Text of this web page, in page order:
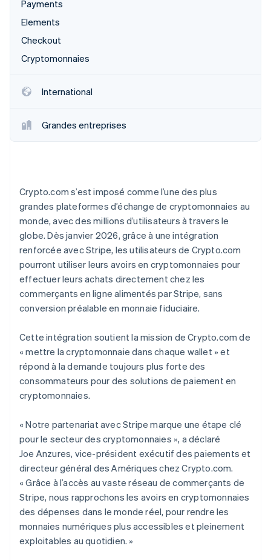
Découvrez les prochaines évolutions
Radar
Prévention de la fraude
Atlas
Constitution de start-up
Climate
Élimination du carbone
Vérification de l'identité
Stripe Sessions 2026
Découvrez comment Stripe construit l’infrastructure
Regarder la vidéo
Stripe App Marketplace
Payments
Elements
Checkout
Cryptomonnaies
International
Grandes entreprises
Crypto.com s’est imposé comme l’une des plus
grandes plateformes d’échange de cryptomonnaies au
monde, avec des millions d’utilisateurs à travers le
globe. Dès janvier 2026, grâce à une intégration
renforcée avec Stripe, les utilisateurs de Crypto.com
pourront utiliser leurs avoirs en cryptomonnaies pour
effectuer leurs achats directement chez les
commerçants en ligne alimentés par Stripe, sans
conversion préalable en monnaie fiduciaire.
Cette intégration soutient la mission de Crypto.com de
« mettre la cryptomonnaie dans chaque wallet » et
répond à la demande toujours plus forte des
consommateurs pour des solutions de paiement en
cryptomonnaies.
« Notre partenariat avec Stripe marque une étape clé
pour le secteur des cryptomonnaies », a déclaré
Joe Anzures, vice-président exécutif des paiements et
directeur général des Amériques chez Crypto.com.
« Grâce à l’accès au vaste réseau de commerçants de
Stripe, nous rapprochons les avoirs en cryptomonnaies
des dépenses dans le monde réel, pour rendre les
monnaies numériques plus accessibles et pleinement
exploitables au quotidien. »